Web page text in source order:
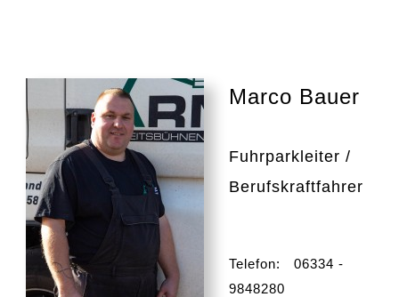
Marco Bauer
Fuhrparkleiter /
Berufskraftfahrer
Telefon: 06334 -
9848280